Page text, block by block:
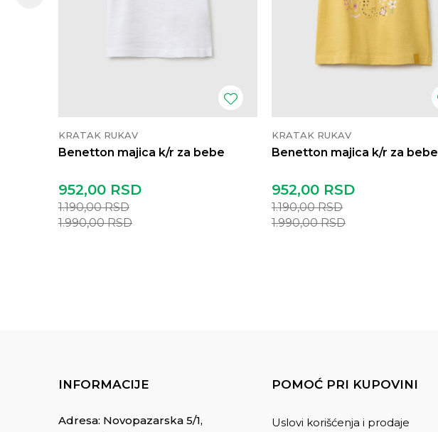
KRATAK RUKAV
Benetton majica k/r za bebe
952,00 RSD
1.190,00RSD
1.990,00RSD
KRATAK RUKAV
Benetton majica k/r za bebe
952,00 RSD
1.190,00RSD
1.990,00RSD
INFORMACIJE
Adresa: Novopazarska 5/1,
POMOĆ PRI KUPOVINI
Uslovi korišćenja i prodaje